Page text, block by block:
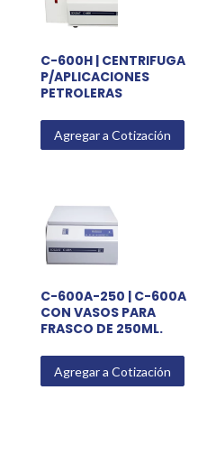
C-600H | CENTRIFUGA
P/APLICACIONES
PETROLERAS
Agregar a Cotización
C-600A-250 | C-600A
CON VASOS PARA
FRASCO DE 250ML.
Agregar a Cotización